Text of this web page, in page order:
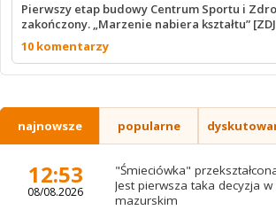
Pierwszy etap budowy Centrum Sportu i
zakończony. „Marzenie nabiera kształtu”
10 komentarzy
najnowsze popularne
12:53
08/08.2026
"Śmieciówka"
Jest pierwsza taka decyzja
mazurskim